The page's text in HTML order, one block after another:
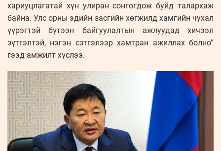
хариуцлагатай хүн улиран сонгогдож буйд талархаж
байна. Улс орны эдийн засгийн хөгжилд хамгийн чухал
үүрэгтэй бүтээн байгуулалтын ажлуудад хичээл
зүтгэлтэй, нэгэн сэтгэлээр хамтран ажиллах болно”
гээд амжилт хүслээ.